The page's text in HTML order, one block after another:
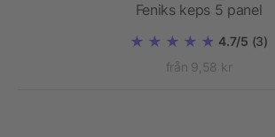
Feniks keps 5 panel
4.7/5 (3)
från 9,58 kr